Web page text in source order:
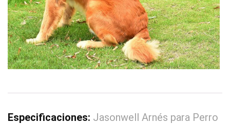
Especificaciones: Jasonwell Arnés para Perro